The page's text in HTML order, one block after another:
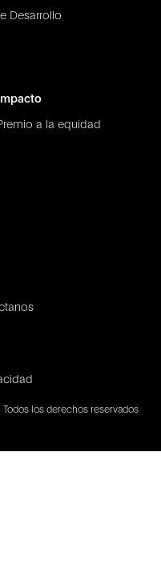
Desarrollo
a la equidad
los derechos reservados